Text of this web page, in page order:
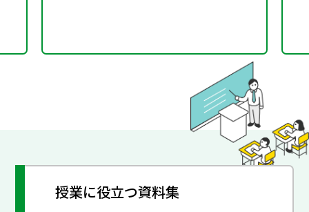
授業に役立つ資料集